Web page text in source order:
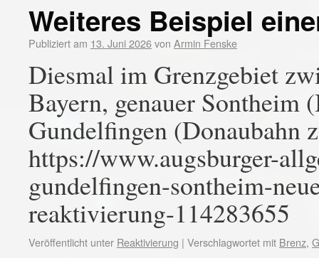
Weiteres Beispiel
Publiziert am 13. Juni 2026von Armin Fenske
Diesmal im Grenzgebiet
Bayern, genauer Sontheim
Gundelfingen (Donaubahn
https://www.augsburger-
gundelfingen-sontheim-
reaktivierung-114283655
Veröffentlicht unter Reaktivierung | Verschlagwortet mit Brenz,